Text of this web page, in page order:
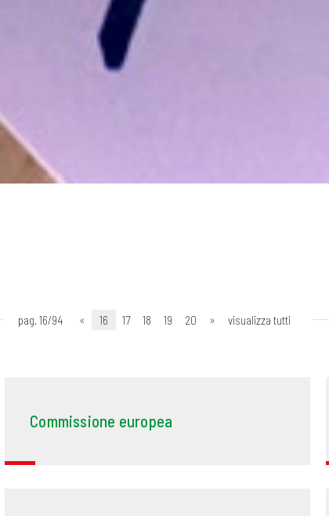
pag. 16/94 « 16 17 18 19 20 » visualizza tutti
Commissione europea